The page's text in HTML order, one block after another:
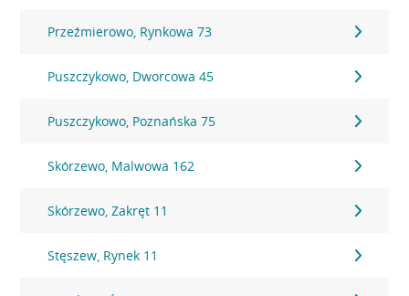
Przeźmierowo, Rynkowa 73
Puszczykowo, Dworcowa 45
Puszczykowo, Poznańska 75
Skórzewo, Malwowa 162
Skórzewo, Zakręt 11
Stęszew, Rynek 11